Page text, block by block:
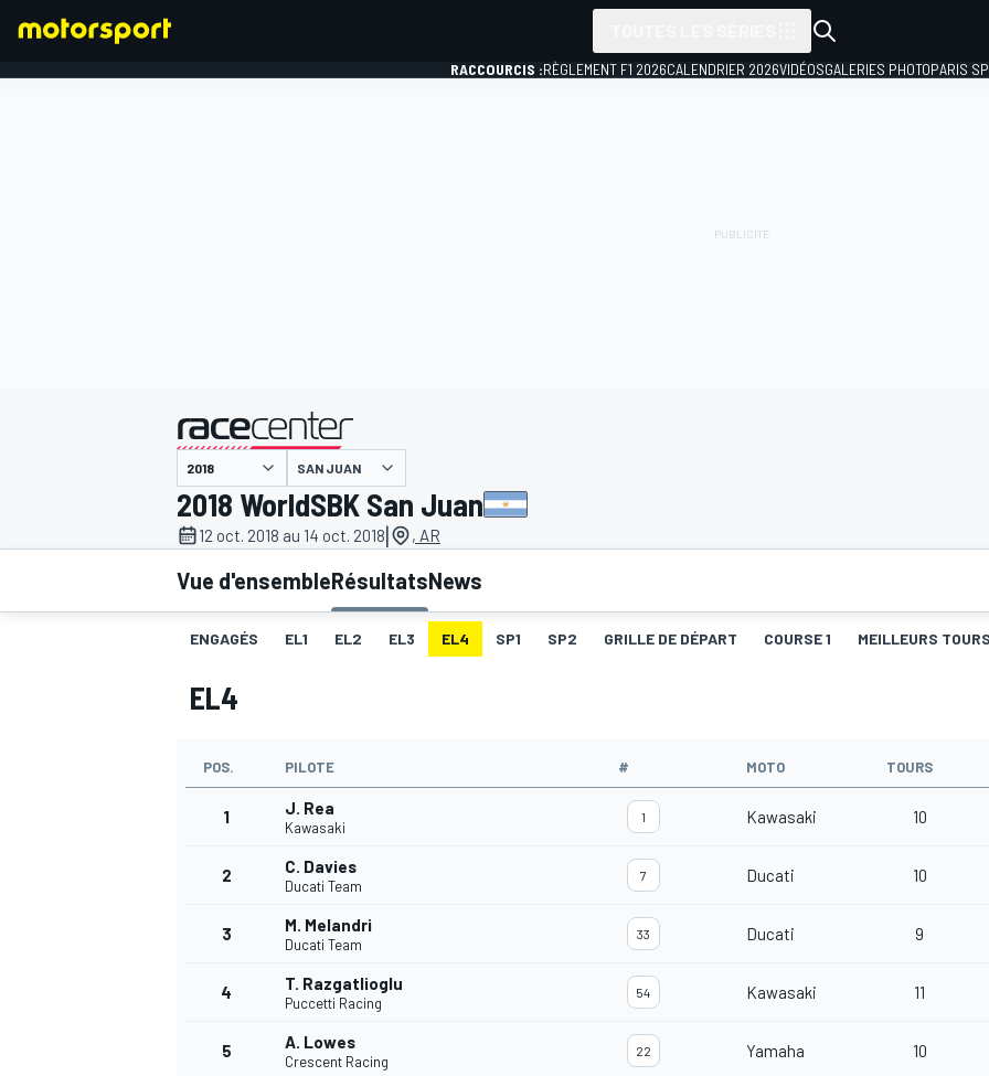
RACCOURCIS :RÈGLEMENT F1 2026CALENDRIER 2026VIDÉOSGALERIES PHOTOPARIS
présenté par
SAN JUAN
2018 WorldSBK San Juan
12 oct. 2018 au 14 oct. 2018| , AR
Vue d'ensembleRésultatsNews
ENGAGÉS EL1 EL2 EL3 EL4 SP1 SP2 GRILLE DE DÉPART COURSE 1 MEILLEURS
EL4
POS. PILOTE # MOTO TOURS
1 J. Rea
Kawasaki
1 Kawasaki 10
2 C. Davies
Ducati Team
7 Ducati 10
3 M. Melandri
Ducati Team
33 Ducati 9
4 T. Razgatlioglu
Puccetti Racing
54 Kawasaki 11
5 A. Lowes
Crescent Racing
22 Yamaha 10